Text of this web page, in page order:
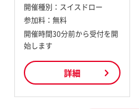
開催種別： スイスドロー
参加料： 無料
開催時間30分前から受付を開
始します
詳細